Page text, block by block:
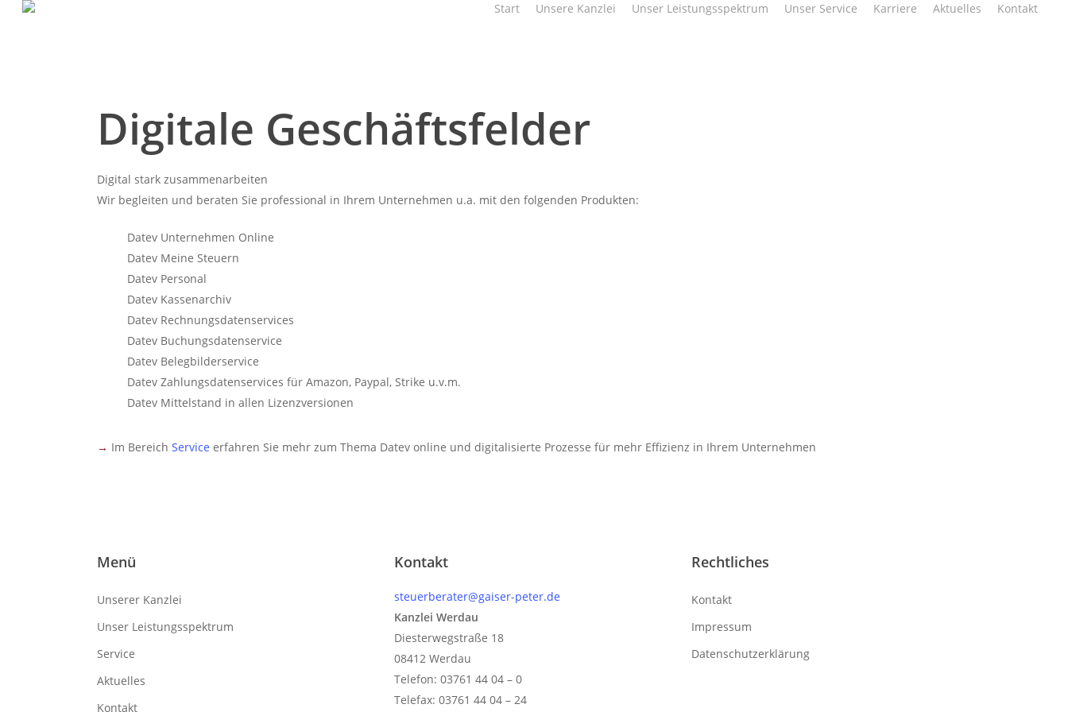
Start Unsere Kanzlei Unser Leistungsspektrum Unser Service Karriere Aktuelles Kontakt
Digitale Geschäftsfelder
Digital stark zusammenarbeiten
Wir begleiten und beraten Sie professional in Ihrem Unternehmen u.a. mit den folgenden Produkten:
Datev Unternehmen Online
Datev Meine Steuern
Datev Personal
Datev Kassenarchiv
Datev Rechnungsdatenservices
Datev Buchungsdatenservice
Datev Belegbilderservice
Datev Zahlungsdatenservices für Amazon, Paypal, Strike u.v.m.
Datev Mittelstand in allen Lizenzversionen
→ Im BereichService erfahren Sie mehr zum Thema Datev online und digitalisierte Prozesse für mehr Effizienz in Ihrem Unternehmen
Menü
Unserer Kanzlei
Unser Leistungsspektrum
Service
Aktuelles
Kontakt
Kontakt
steuerberater@gaiser-peter.de
Kanzlei Werdau
Diesterwegstraße 18
08412 Werdau
Telefon: 03761 44 04 – 0
Telefax: 03761 44 04 – 24
Rechtliches
Kontakt
Impressum
Datenschutzerklärung